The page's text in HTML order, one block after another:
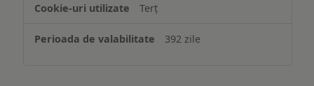
Terț
392 zile